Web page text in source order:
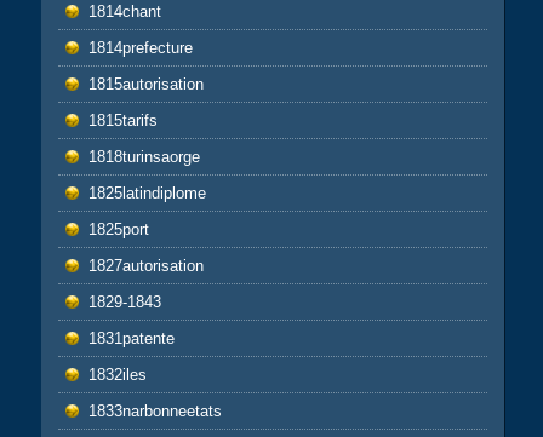
1814chant
1814prefecture
1815autorisation
1815tarifs
1818turinsaorge
1825latindiplome
1825port
1827autorisation
1829-1843
1831patente
1832iles
1833narbonneetats